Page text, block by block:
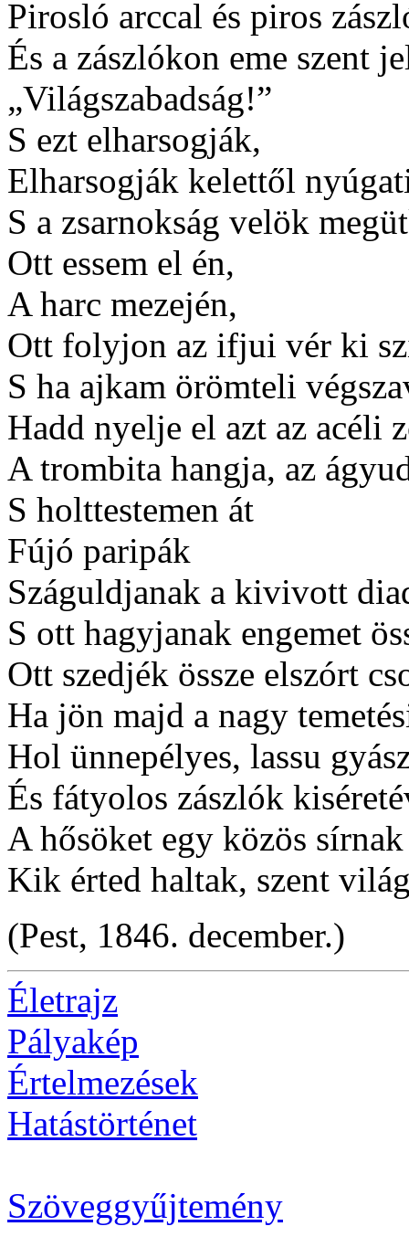
Pirosló arccal és piros
És a zászlókon eme szent
„Világszabadság!”
S ezt elharsogják,
Elharsogják kelettől
S a zsarnokság velök
Ott essem el én,
A harc mezején,
Ott folyjon az ifjui vér ki
S ha ajkam örömteli
Hadd nyelje el azt az acéli
A trombita hangja, az
S holttestemen át
Fújó paripák
Száguldjanak a kivivott
S ott hagyjanak engemet
Ott szedjék össze elszórt
Ha jön majd a nagy
Hol ünnepélyes, lassu
És fátyolos zászlók
A hősöket egy közös
Kik érted haltak, szent
(Pest, 1846. december.)
Életrajz
Pályakép
Értelmezések
Hatástörténet
Szöveggyűjtemény